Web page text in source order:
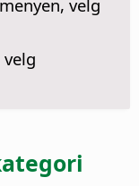
velg